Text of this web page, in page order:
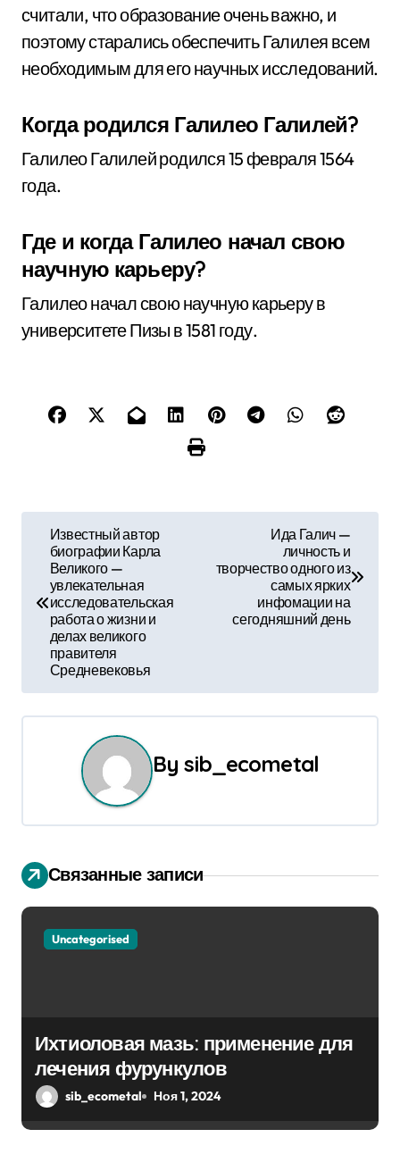
считали, что образование очень важно, и
поэтому старались обеспечить Галилея всем
необходимым для его научных исследований.
Когда родился Галилео Галилей?
Галилео Галилей родился 15 февраля 1564
года.
Где и когда Галилео начал свою
научную карьеру?
Галилео начал свою научную карьеру в
университете Пизы в 1581 году.
в
а
я
п
о
и
с
я
Известный автор
биографии Карла
Великого —
увлекательная
исследовательская
работа о жизни и
делах великого
правителя
Средневековья
Ида Галич —
личность и
творчество одного из
самых ярких
инфомации на
сегодняшний день
Bysib_ecometal
Связанные записи
Uncategorised
Ихтиоловая мазь: применение для
лечения фурункулов
sib_ecometal Ноя 1, 2024